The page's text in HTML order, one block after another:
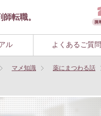
転職。
ル よくあるご質問
マメ知識 薬にまつわる話